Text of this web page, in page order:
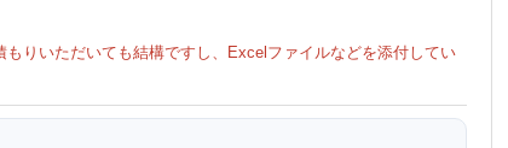
りいただいても結構ですし、Excelファイルなどを添付してい